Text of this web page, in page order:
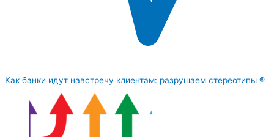
Как банки идут навстречу клиентам: разрушаем стереотипы ®